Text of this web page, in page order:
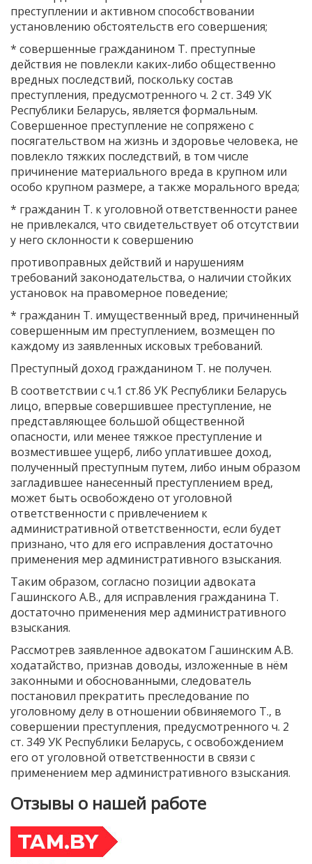
преступлении и активном способствовании
установлению обстоятельств его совершения;
* совершенные гражданином Т. преступные
действия не повлекли каких-либо общественно
вредных последствий, поскольку состав
преступления, предусмотренного ч. 2 ст. 349 УК
Республики Беларусь, является формальным.
Совершенное преступление не сопряжено с
посягательством на жизнь и здоровье человека, не
повлекло тяжких последствий, в том числе
причинение материального вреда в крупном или
особо крупном размере, а также морального вреда;
* гражданин Т. к уголовной ответственности ранее
не привлекался, что свидетельствует об отсутствии
у него склонности к совершению
противоправных действий и нарушениям
требований законодательства, о наличии стойких
установок на правомерное поведение;
* гражданин Т. имущественный вред, причиненный
совершенным им преступлением, возмещен по
каждому из заявленных исковых требований.
Преступный доход гражданином Т. не получен.
В соответствии с ч.1 ст.86 УК Республики Беларусь
лицо, впервые совершившее преступление, не
представляющее большой общественной
опасности, или менее тяжкое преступление и
возместившее ущерб, либо уплатившее доход,
полученный преступным путем, либо иным образом
загладившее нанесенный преступлением вред,
может быть освобождено от уголовной
ответственности с привлечением к
административной ответственности, если будет
признано, что для его исправления достаточно
применения мер административного взыскания.
Таким образом, согласно позиции адвоката
Гашинского А.В., для исправления гражданина Т.
достаточно применения мер административного
взыскания.
Рассмотрев заявленное адвокатом Гашинским А.В.
ходатайство, признав доводы, изложенные в нём
законными и обоснованными, следователь
постановил прекратить преследование по
уголовному делу в отношении обвиняемого Т., в
совершении преступления, предусмотренного ч. 2
ст. 349 УК Республики Беларусь, с освобождением
его от уголовной ответственности в связи с
применением мер административного взыскания.
Отзывы о нашей работе